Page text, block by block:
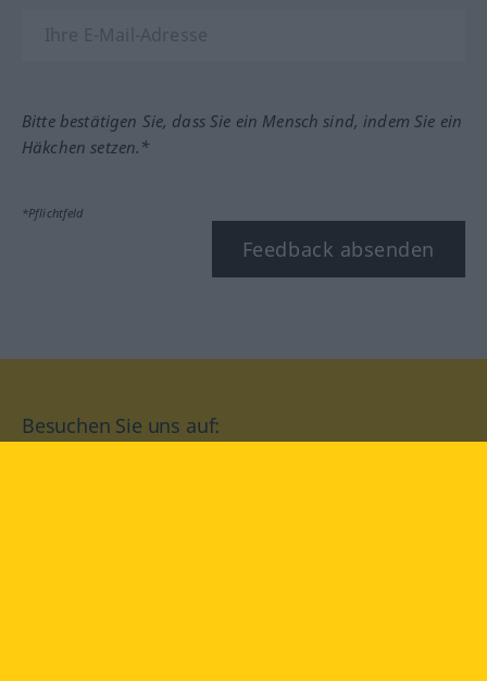
Bitte bestätigen Sie, dass Sie ein Mensch sind, indem Sie ein
Häkchen setzen.*
*Pflichtfeld
Feedback absenden
Besuchen Sie uns auf: